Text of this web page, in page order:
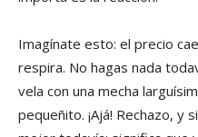
Imagínate esto: el precio
respira. No hagas nada
vela con una mecha
pequeñito. ¡Ajá! Rechazo, y